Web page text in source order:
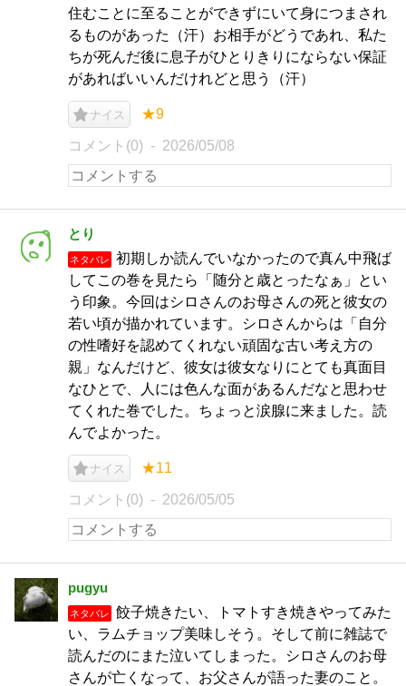
住むことに至ることができずにいて身につまされ
るものがあった（汗）お相手がどうであれ、私た
ちが死んだ後に息子がひとりきりにならない保証
があればいいんだけれどと思う（汗）
ナイス ★9
コメント(0) 2026/05/08
とり
ネタバレ
初期しか読んでいなかったので真ん中飛ば
してこの巻を見たら「随分と歳とったなぁ」とい
う印象。今回はシロさんのお母さんの死と彼女の
若い頃が描かれています。シロさんからは「自分
の性嗜好を認めてくれない頑固な古い考え方の
親」なんだけど、彼女は彼女なりにとても真面目
なひとで、人には色んな面があるんだなと思わせ
てくれた巻でした。ちょっと涙腺に来ました。読
んでよかった。
ナイス ★11
コメント(0) 2026/05/05
pugyu
ネタバレ
餃子焼きたい、トマトすき焼きやってみた
い、ラムチョップ美味しそう。そして前に雑誌で
読んだのにまた泣いてしまった。シロさんのお母
さんが亡くなって、お父さんが語った妻のこと。